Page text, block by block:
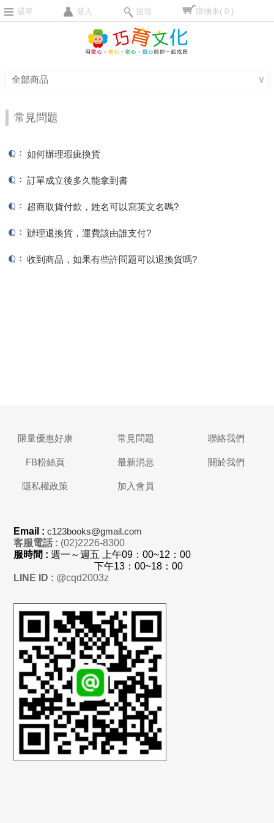
選單 登入 搜尋 購物車( 0 )
全部商品 ∨
常見問題
如何辦理瑕疵換貨
訂單成立後多久能拿到書
超商取貨付款，姓名可以寫英文名嗎?
辦理退換貨，運費該由誰支付?
收到商品，如果有些許問題可以退換貨嗎?
限量優惠好康 常見問題 聯絡我們
FB粉絲頁 最新消息 關於我們
隱私權政策 加入會員
Email :c123books@gmail.com
客服電話 : (02)2226-8300
服時間 :週一～週五 上午09：00~12：00
下午13：00~18：00
LINE ID : @cqd2003z